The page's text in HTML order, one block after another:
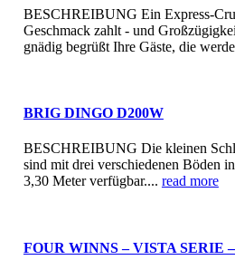
BESCHREIBUNG Ein Express-
Geschmack zahlt - und
gnädig begrüßt Ihre Gäste, die
BRIG DINGO D200W
BESCHREIBUNG Die kleinen
sind mit drei verschiedenen Böden
3,30 Meter verfügbar.... read more
FOUR WINNS – VISTA SERIE